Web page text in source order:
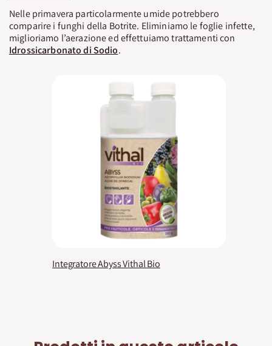
Nelle primavera particolarmente umide potrebbero
comparire i funghi della Botrite. Eliminiamo le foglie infette,
miglioriamo l’aerazione ed effettuiamo trattamenti con
Idrossicarbonato di Sodio.
Integratore Abyss Vithal Bio